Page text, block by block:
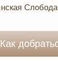
Как